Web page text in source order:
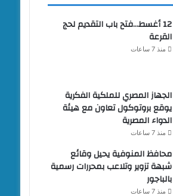
12 أغسط…فتح باب التقديم لحج
القرعة
منذ 7 ساعات
الجهاز المصري للملكية الفكرية
يوقع بروتوكول تعاون مع هيئة
الدواء المصرية
منذ 7 ساعات
محافظ المنوفية يحيل وقائع
شبهة تزوير وتلاعب بمحررات رسمية
بالباجور
منذ 7 ساعات